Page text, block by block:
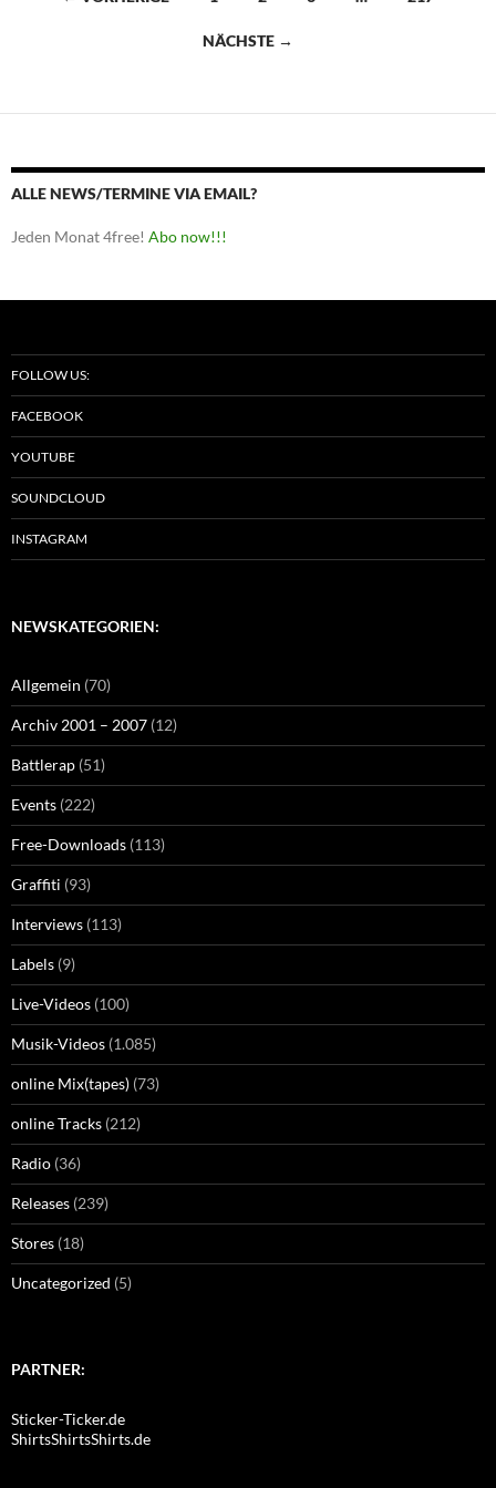
NÄCHSTE →
ALLE NEWS/TERMINE VIA EMAIL?
Jeden Monat 4free! Abo now!!!
FOLLOW US:
FACEBOOK
YOUTUBE
SOUNDCLOUD
INSTAGRAM
NEWSKATEGORIEN:
Allgemein (70)
Archiv 2001 – 2007 (12)
Battlerap (51)
Events (222)
Free-Downloads (113)
Graffiti (93)
Interviews (113)
Labels (9)
Live-Videos (100)
Musik-Videos (1.085)
online Mix(tapes) (73)
online Tracks (212)
Radio (36)
Releases (239)
Stores (18)
Uncategorized (5)
PARTNER:
Sticker-Ticker.de
ShirtsShirtsShirts.de